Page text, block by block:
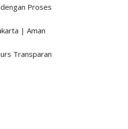
Proses
| Aman
Transparan